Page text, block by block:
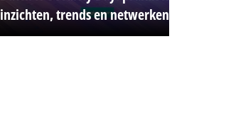
inzichten, trends en netwerken